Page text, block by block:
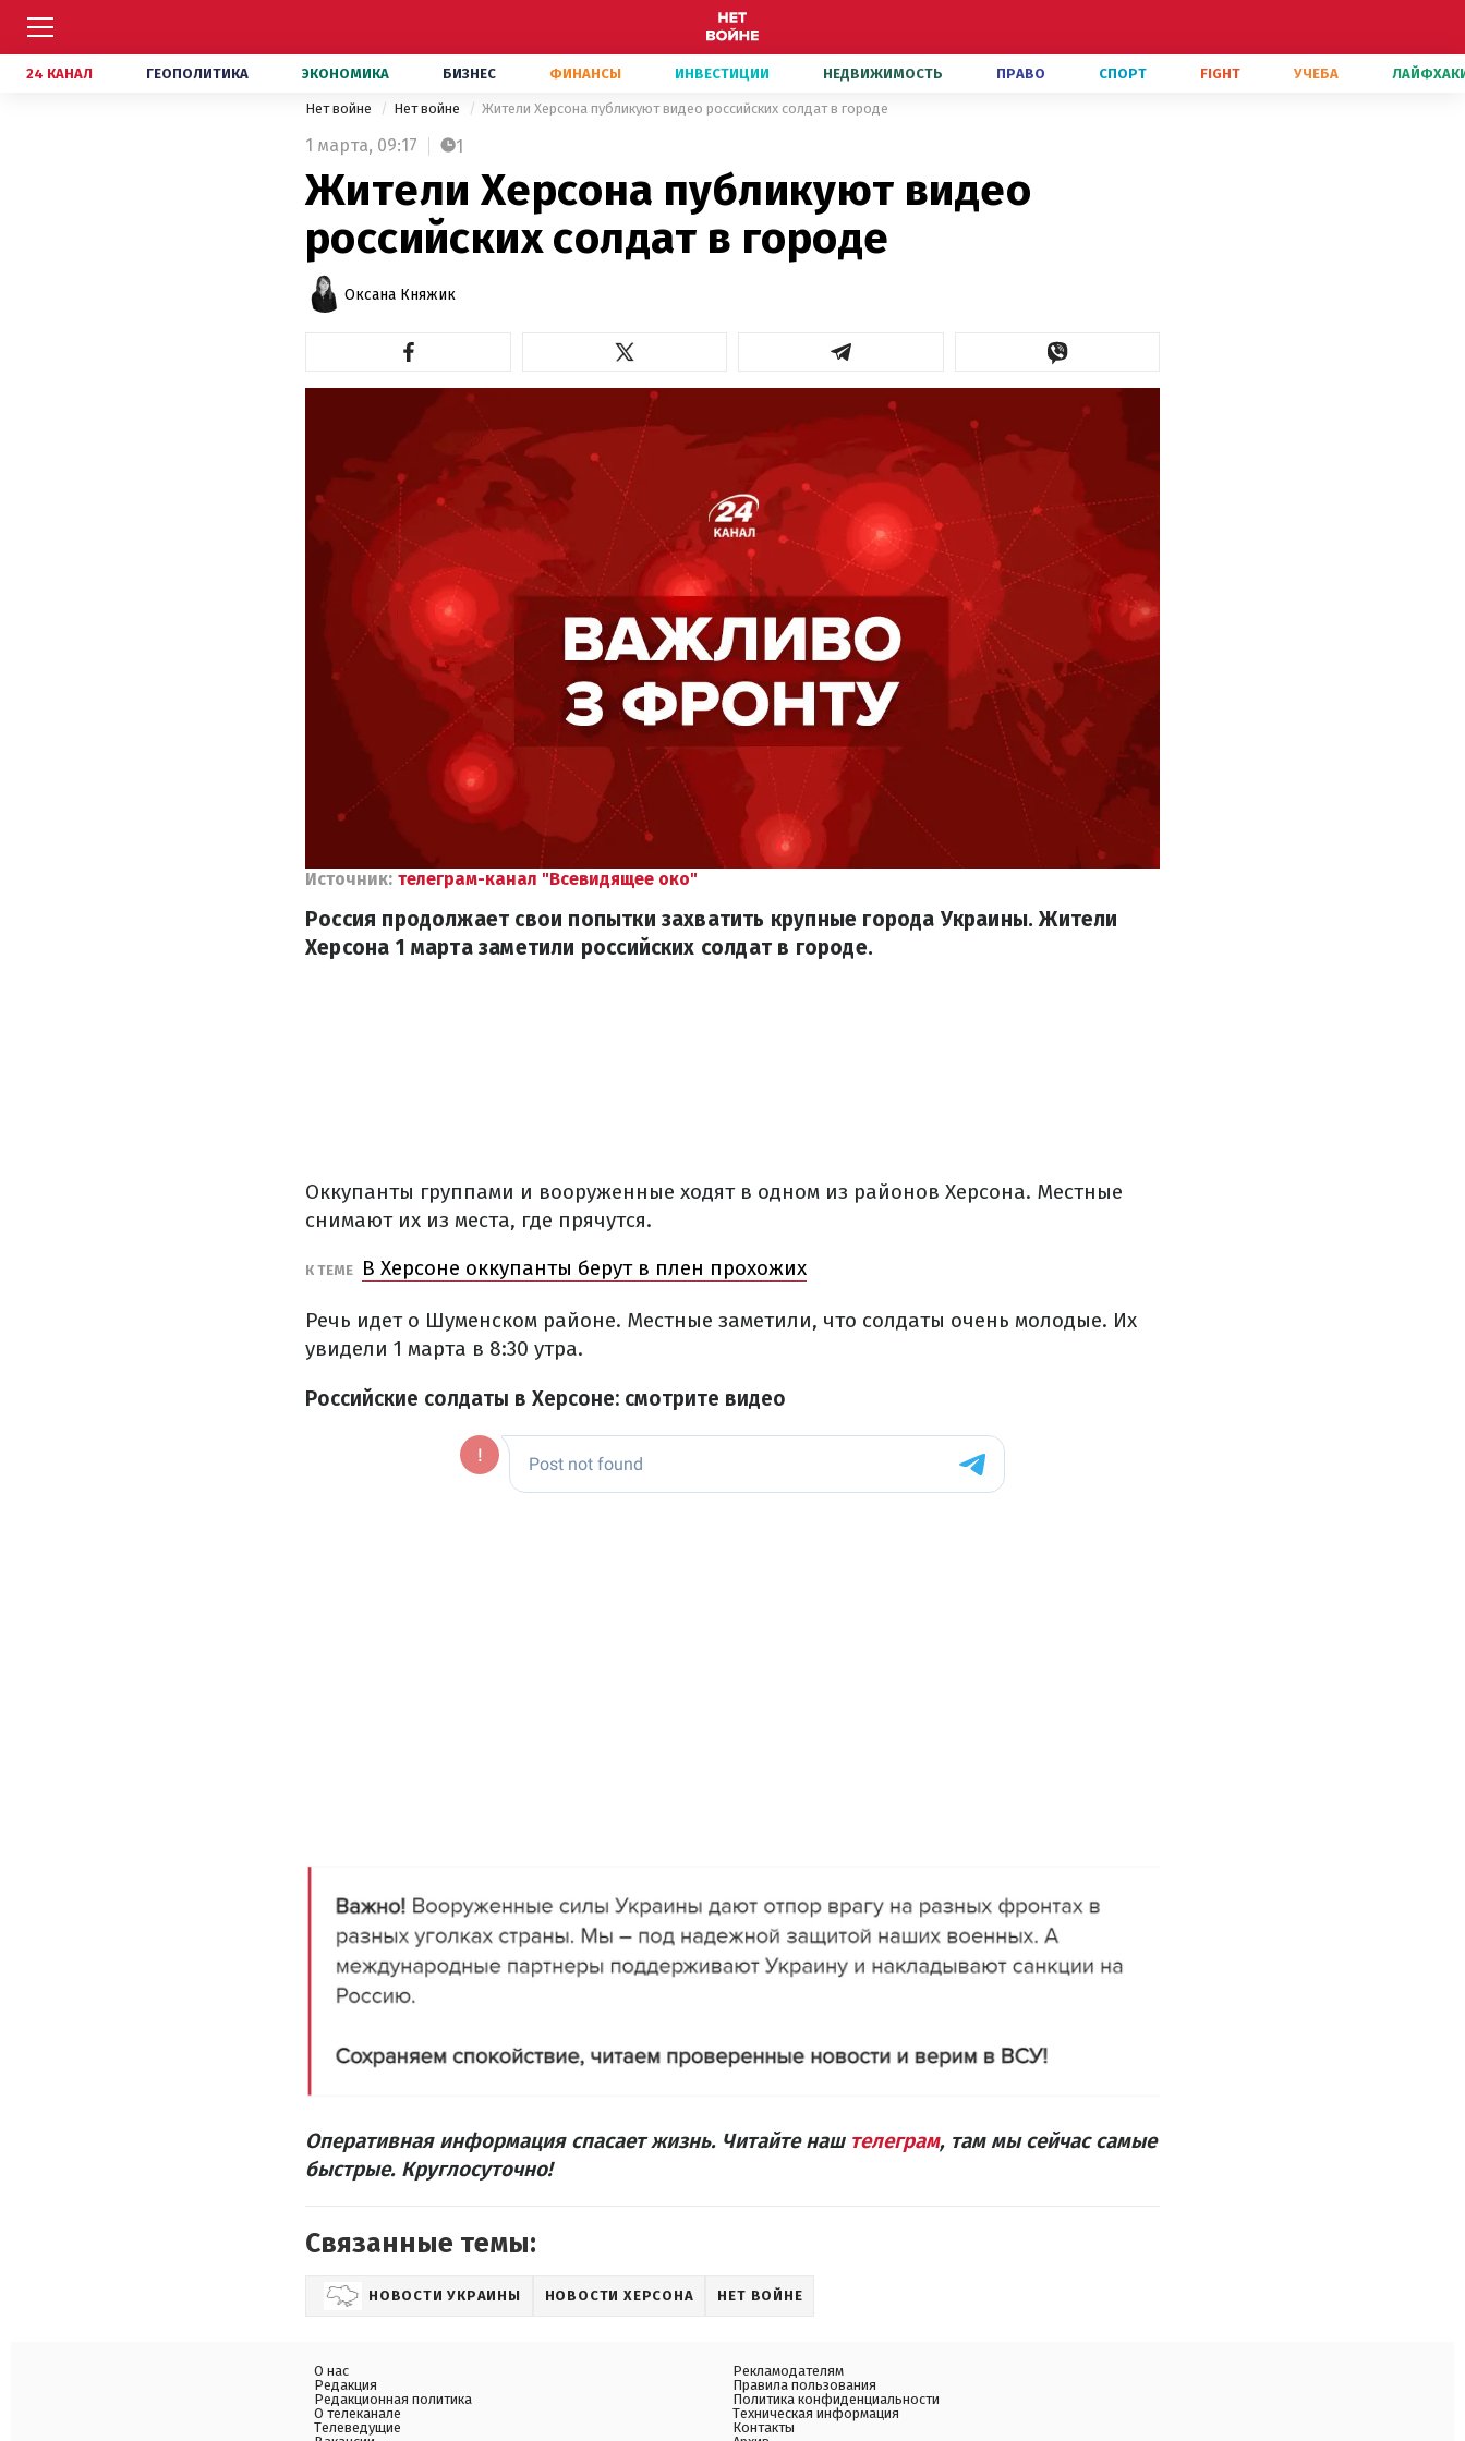
24 КАНАЛ ГЕОПОЛИТИКА ЭКОНОМИКА БИЗНЕС ФИНАНСЫ ИНВЕСТИЦИИ НЕДВИЖИМОСТЬ ПРАВО СПОРТ FIGHT УЧЕБА
Нет войне Нет войне Жители Херсона публикуют видео российских солдат в городе
1 марта, 09:17 1
Жители Херсона публикуют видео
российских солдат в городе
Оксана Княжик
Источник: телеграм-канал "Всевидящее око"
Россия продолжает свои попытки захватить крупные города Украины. Жители
Херсона 1 марта заметили российских солдат в городе.
Оккупанты группами и вооруженные ходят в одном из районов Херсона. Местные
снимают их из места, где прячутся.
К ТЕМЕ В Херсоне оккупанты берут в плен прохожих
Речь идет о Шуменском районе. Местные заметили, что солдаты очень молодые. Их
увидели 1 марта в 8:30 утра.
Российские солдаты в Херсоне: смотрите видео
Оперативная информация спасает жизнь. Читайте наш телеграм, там мы сейчас самые
быстрые. Круглосуточно!
Связанные темы:
НОВОСТИ УКРАИНЫ НОВОСТИ ХЕРСОНА НЕТ ВОЙНЕ
О нас
Редакция
Редакционная политика
О телеканале
Телеведущие
Рекламодателям
Правила пользования
Политика конфиденциальности
Техническая информация
Контакты